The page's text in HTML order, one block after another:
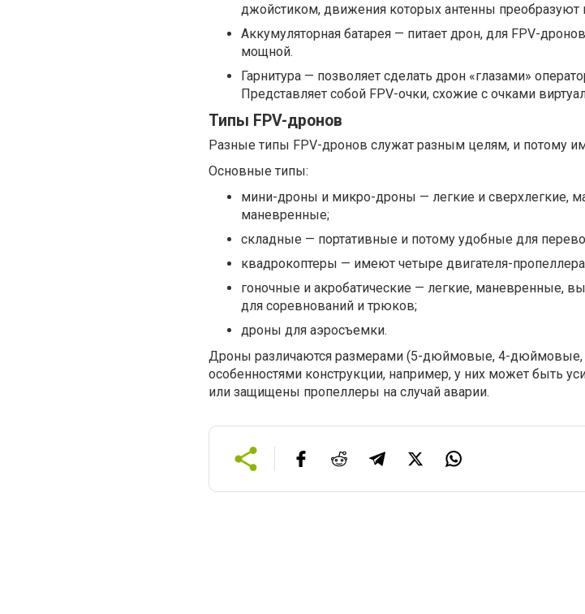
джойстиком, движения которых антенны преобразуют
Аккумуляторная батарея — питает дрон, для FPV-
мощной.
Гарнитура — позволяет сделать дрон «глазами»
Представляет собой FPV-очки, схожие с очками
Типы FPV-дронов
Разные типы FPV-дронов служат разным целям, и потому
Основные типы:
мини-дроны и микро-дроны — легкие и сверхлегкие,
маневренные;
складные — портативные и потому удобные для
квадрокоптеры — имеют четыре двигателя-
гоночные и акробатические — легкие, маневренные,
для соревнований и трюков;
дроны для аэросъемки.
Дроны различаются размерами (5-дюймовые, 4-
особенностями конструкции, например, у них может быть
или защищены пропеллеры на случай аварии.